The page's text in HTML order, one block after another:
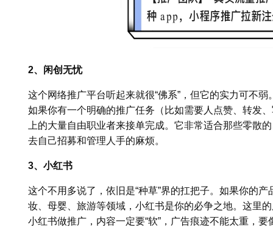
2、闲创无忧
这个网络推广平台听起来就很“佛系”，但它的实力可不
如果你有一个明确的推广任务（比如需要人点赞、转发
上的大量自由职业者来接单完成。它非常适合那些零散
去自己招募和管理人手的麻烦。
3、小红书
这个不用多说了，依旧是“种草”界的扛把子。如果你的
妆、母婴、旅游等领域，小红书是你的必争之地。这里
小红书做推广，内容一定要“软”，广告痕迹不能太重，